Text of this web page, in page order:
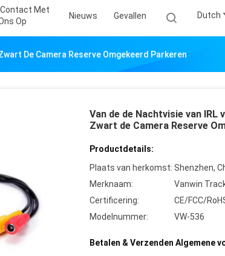
Contact Met
Op
Nieuws Gevallen Dutch
De Camera Reserve Omgekeerd Parkeren
Van de de Nachtvisie van IRL
Zwart de Camera Reserve
Productdetails:
Plaats van herkomst: Shenzhen,
Merknaam:
Vanwin
Certificering:
CE/FCC/
Modelnummer:
VW-536
Betalen & Verzenden Algemene